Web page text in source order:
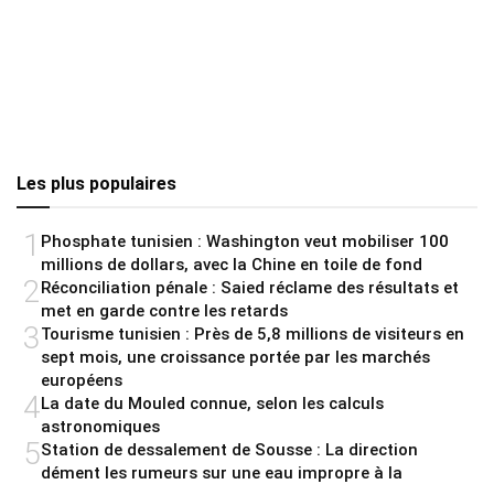
Les plus populaires
1 Phosphate tunisien : Washington veut mobiliser 100
millions de dollars, avec la Chine en toile de fond
2Réconciliation pénale : Saied réclame des résultats et
met en garde contre les retards
3Tourisme tunisien : Près de 5,8 millions de visiteurs en
sept mois, une croissance portée par les marchés
européens
4La date du Mouled connue, selon les calculs
astronomiques
5Station de dessalement de Sousse : La direction
dément les rumeurs sur une eau impropre à la